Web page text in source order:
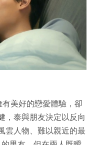
美好的戀愛體驗，卻
，泰與朋友決定以反向
雲人物、難以親近的最